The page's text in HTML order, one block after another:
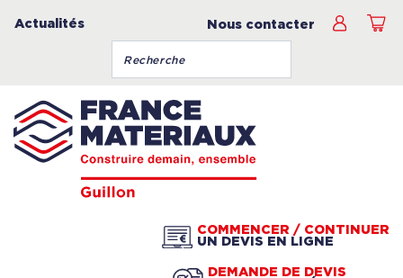
Actualités Nous contacter
COMMENCER / CONTINUER
UN DEVIS EN LIGNE
DEMANDE DE DEVIS